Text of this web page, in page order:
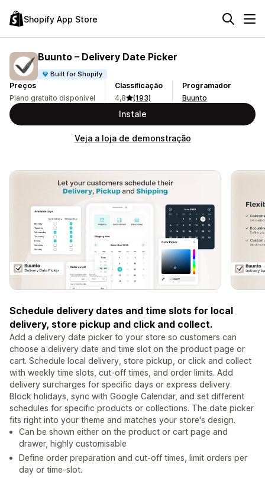
Shopify App Store
Buunto – Delivery Date Picker
Built for Shopify
Preços
Plano gratuito disponível
Classificação
4,8
(193)
Programador
Buunto
Instale
Veja a loja de demonstração
Schedule delivery dates and time slots for local
delivery, store pickup and click and collect.
Add a delivery date picker to your store so customers can
choose a delivery date and time slot on the product page or
cart. Schedule local delivery, store pickup, or click and collect
with weekly time slots, cut-off times, and order limits. Add
delivery surcharges for specific days or express delivery.
Block holidays, sync with Google Calendar, and set different
schedules for specific products or collections. The date picker
fits right into your theme and matches your store's design.
Can be shown either on the product or cart page and
drawer, highly customisable
Define order preparation and cut-off times, limit orders per
day or time-slot.